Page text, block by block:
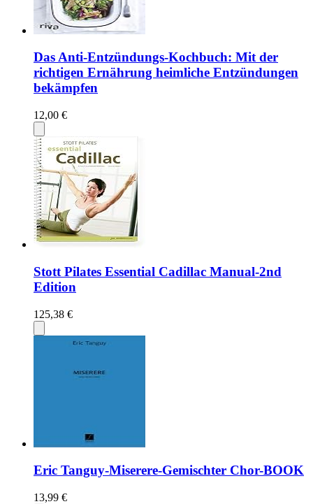
Das Anti-Entzündungs-Kochbuch: Mit der
richtigen Ernährung heimliche Entzündungen
bekämpfen
12,00 €
Stott Pilates Essential Cadillac Manual-2nd
Edition
125,38 €
Eric Tanguy-Miserere-Gemischter Chor-BOOK
13,99 €